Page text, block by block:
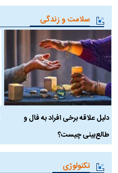
سلامت و زندگی
دلیل علاقه برخی افراد به فال و
طالع‌بینی چیست؟
تکنولوژی